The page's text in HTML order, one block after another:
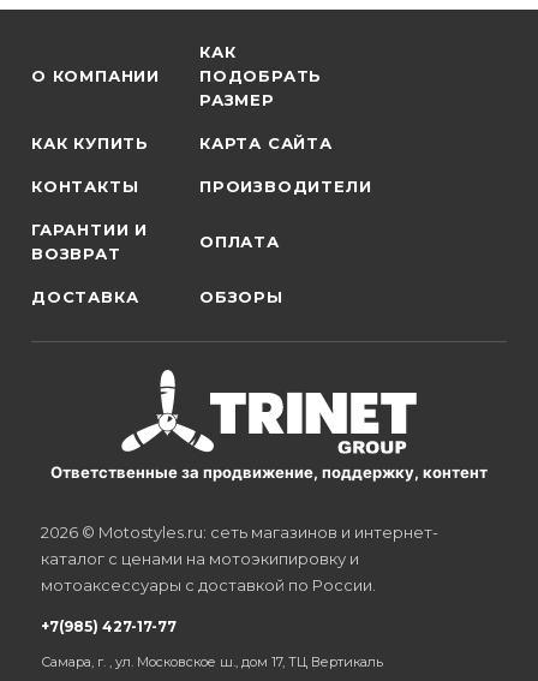
О КОМПАНИИ
КАК
ПОДОБРАТЬ
РАЗМЕР
КАК КУПИТЬ КАРТА САЙТА
КОНТАКТЫ ПРОИЗВОДИТЕЛИ
ГАРАНТИИ И
ВОЗВРАТ
ОПЛАТА
ДОСТАВКА ОБЗОРЫ
Ответственные за продвижение, поддержку, контент
2026 © Motostyles.ru: сеть магазинов и интернет-
каталог с ценами на мотоэкипировку и
мотоаксессуары с доставкой по России.
+7(985) 427-17-77
Самара, г. , ул. Московское ш., дом 17, ТЦ Вертикаль